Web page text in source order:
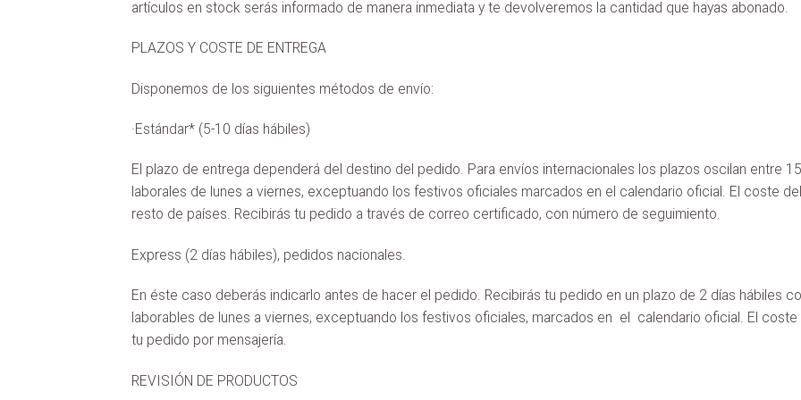
artículos en stock serás informado de manera inmediata y te devolveremos la cantidad que hayas abonado.
PLAZOS Y COSTE DE ENTREGA
Disponemos de los siguientes métodos de envío:
·Estándar* (5-10 días hábiles)
El plazo de entrega dependerá del destino del pedido. Para envíos internacionales los plazos oscilan entre
laborales de lunes a viernes, exceptuando los festivos oficiales marcados en el calendario oficial. El coste
resto de países. Recibirás tu pedido a través de correo certificado, con número de seguimiento.
Express (2 días hábiles), pedidos nacionales.
En éste caso deberás indicarlo antes de hacer el pedido. Recibirás tu pedido en un plazo de 2 días hábiles
laborables de lunes a viernes, exceptuando los festivos oficiales, marcados en el calendario oficial. El
tu pedido por mensajería.
REVISIÓN DE PRODUCTOS